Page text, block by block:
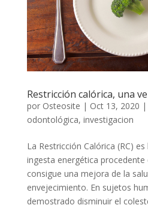
Restricción calórica, una
por Osteosite | Oct 13, 2020 |
odontológica, investigacion
La Restricción Calórica (RC)
ingesta energética procedente
consigue una mejora de la
envejecimiento. En sujetos
demostrado disminuir el